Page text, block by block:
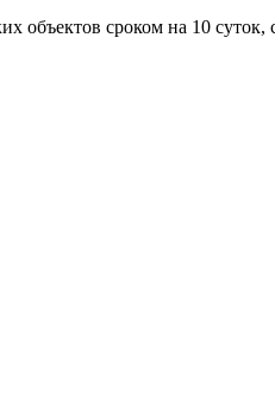
объектов сроком на 10